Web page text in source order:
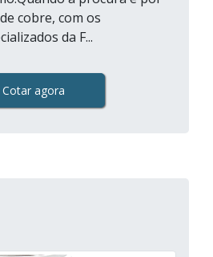
cobre, com os
da F...
Cotar agora